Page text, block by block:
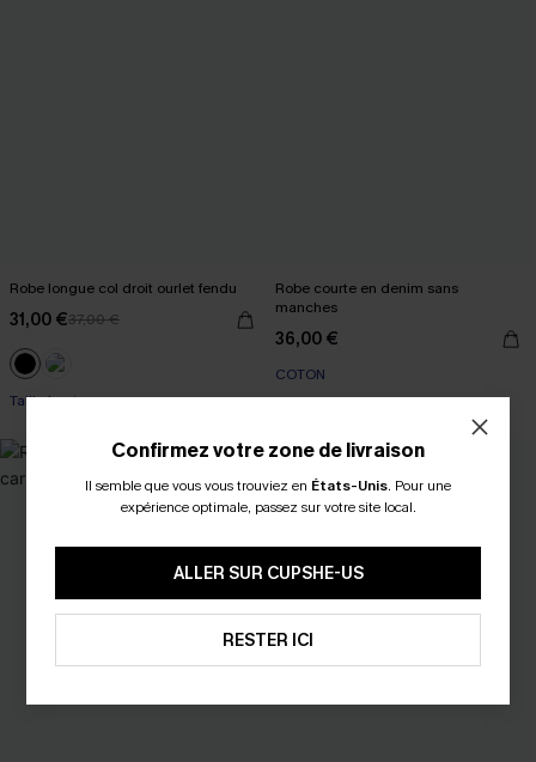
Robe longue col droit ourlet fendu
31,00 €37,00 €
Taille haute
Robe courte en denim sans
manches
36,00 €
COTON
Confirmez votre zone de livraison
Il semble que vous vous trouviez en États-Unis. Pour une
expérience optimale, passez sur votre site local.
ALLER SUR CUPSHE-US
RESTER ICI